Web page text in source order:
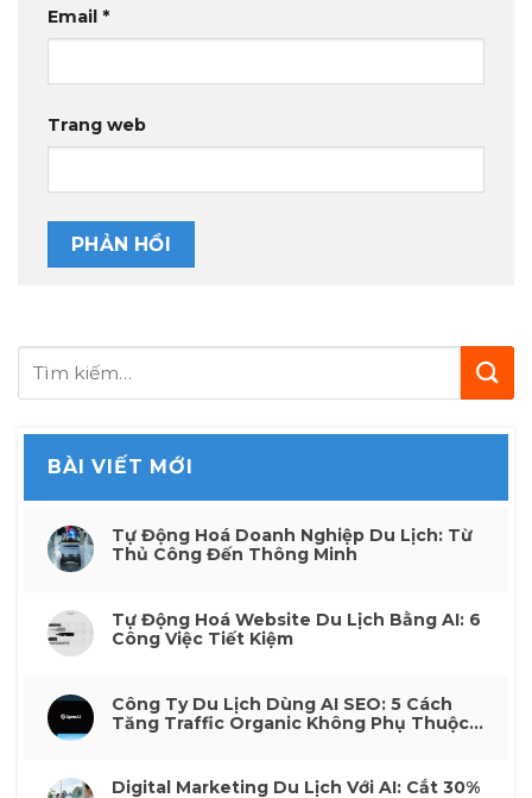
BÀI VIẾT MỚI
Tự Động Hoá Doanh Nghiệp Du Lịch: Từ
Thủ Công Đến Thông Minh
Tự Động Hoá Website Du Lịch Bằng AI: 6
Công Việc Tiết Kiệm
Công Ty Du Lịch Dùng AI SEO: 5 Cách
Tăng Traffic Organic Không Phụ Thuộc
Digital Marketing Du Lịch Với AI: Cắt 30%
Email *
Trang web